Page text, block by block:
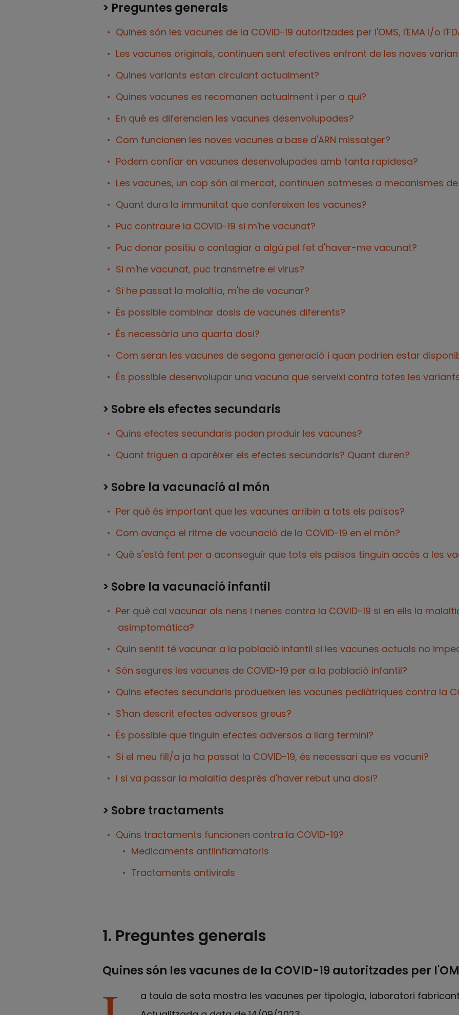
> Preguntes generals
Quines són les vacunes de la COVID-19 autoritzades per l'OMS, l'EMA i/o
Les vacunes originals, continuen sent efectives enfront de les noves
Quines variants estan circulant actualment?
Quines vacunes es recomanen actualment i per a qui?
En què es diferencien les vacunes desenvolupades?
Com funcionen les noves vacunes a base d'ARN missatger?
Podem confiar en vacunes desenvolupades amb tanta rapidesa?
Les vacunes, un cop són al mercat, continuen sotmeses a mecanismes
Quant dura la immunitat que confereixen les vacunes?
Puc contraure la COVID-19 si m'he vacunat?
Puc donar positiu o contagiar a algú pel fet d'haver-me vacunat?
Si m'he vacunat, puc transmetre el virus?
Si he passat la malaltia, m'he de vacunar?
És possible combinar dosis de vacunes diferents?
És necessària una quarta dosi?
Com seran les vacunes de segona generació i quan podrien estar
És possible desenvolupar una vacuna que serveixi contra totes les
> Sobre els efectes secundaris
Quins efectes secundaris poden produir les vacunes?
Quant triguen a aparèixer els efectes secundaris? Quant duren?
> Sobre la vacunació al món
Per què és important que les vacunes arribin a tots els països?
Com avança el ritme de vacunació de la COVID-19 en el món?
Què s'està fent per a aconseguir que tots els països tinguin accés a les
> Sobre la vacunació infantil
Per què cal vacunar als nens i nenes contra la COVID-19 si en ells la
asimptomàtica?
Quin sentit té vacunar a la població infantil si les vacunes actuals no
Són segures les vacunes de COVID-19 per a la població infantil?
Quins efectes secundaris produeixen les vacunes pediàtriques contra la
S'han descrit efectes adversos greus?
És possible que tinguin efectes adversos a llarg termini?
Si el meu fill/a ja ha passat la COVID-19, és necessari que es vacuni?
I si va passar la malaltia després d'haver rebut una dosi?
> Sobre tractaments
Quins tractaments funcionen contra la COVID-19?
Medicaments antiinflamatoris
Tractaments antivirals
1. Preguntes generals
Quines són les vacunes de la COVID-19 autoritzades per
a taula de sota mostra les vacunes per tipologia, laboratori